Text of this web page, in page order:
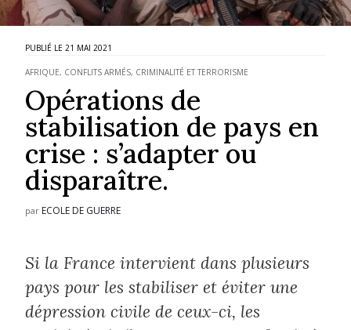
21 MAI 2021
AFRIQUE, CONFLITS ARMÉS, CRIMINALITÉ ET TERRORISME
Opérations de
stabilisation de pays en
crise : s’adapter ou
disparaître.
par ECOLE DE GUERRE
Si la France intervient dans plusieurs
pays pour les stabiliser et éviter une
dépression civile de ceux-ci, les